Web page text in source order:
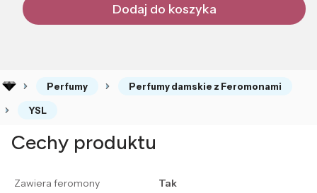
Dodaj do koszyka
Perfumy Perfumy damskie z Feromonami
YSL
Cechy produktu
Zawiera feromony
Tak